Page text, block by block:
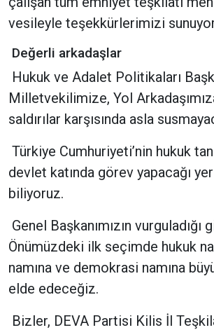
vesileyle teşekkürlerimizi
Değerli arkadaşlar
Hukuk ve Adalet Politikaları
Milletvekilimize, Yol
saldırılar karşısında asla
Türkiye Cumhuriyeti’nin hukuk
devlet katında görev yapacağı yer
biliyoruz.
Genel Başkanımızın vurguladığı
Önümüzdeki ilk seçimde hukuk
namına ve demokrasi namına
elde edeceğiz.
Bizler, DEVA Partisi Kilis İl